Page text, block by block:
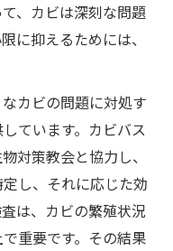
、カビは深刻な問題
に抑えるためには、
カビの問題に対処す
ています。カビバス
対策教会と協力し、
し、それに応じた効
は、カビの繁殖状況
重要です。その結果